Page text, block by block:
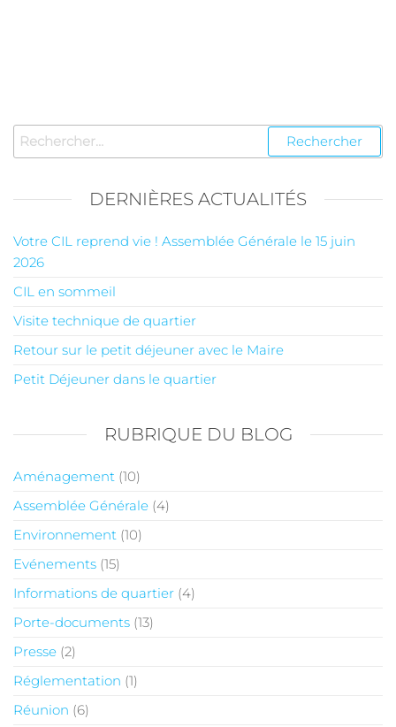
DERNIÈRES ACTUALITÉS
Votre CIL reprend vie ! Assemblée Générale le 15 juin
2026
CIL en sommeil
Visite technique de quartier
Retour sur le petit déjeuner avec le Maire
Petit Déjeuner dans le quartier
RUBRIQUE DU BLOG
Aménagement (10)
Assemblée Générale (4)
Environnement (10)
Evénements (15)
Informations de quartier (4)
Porte-documents (13)
Presse (2)
Réglementation (1)
Réunion (6)